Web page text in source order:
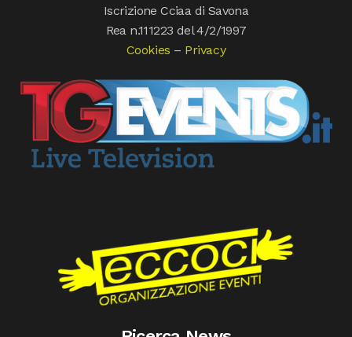
Iscrizione Cciaa di Savona
Rea n.111223 del 4/2/1997
Cookies – Privacy